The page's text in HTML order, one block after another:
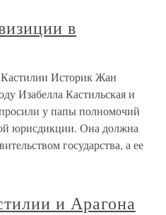
в
Историк Жан
Изабелла Кастильская и
у папы полномочий
юрисдикции. Она должна
государства, а ее
и Арагона